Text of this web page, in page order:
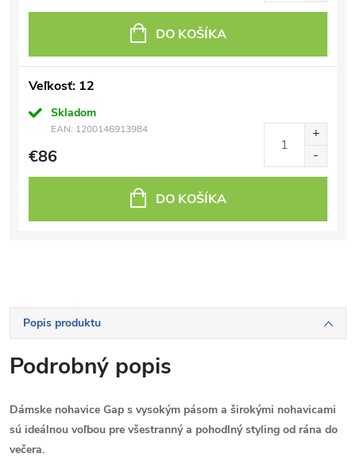
DO KOŠÍKA
Veľkosť: 12
Skladom
EAN: 1200146913984
€86
DO KOŠÍKA
Popis produktu
Podrobný popis
Dámske nohavice Gap s vysokým pásom a širokými nohavicami
sú ideálnou voľbou pre všestranný a pohodlný styling od rána do
večera.